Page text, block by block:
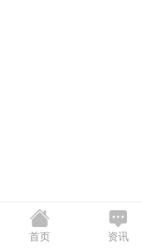
首页 资讯